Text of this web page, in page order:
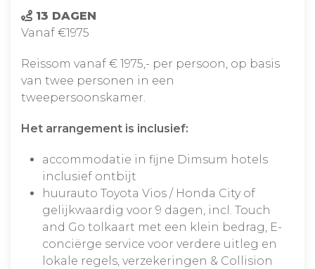
13 DAGEN
Vanaf €1975
Reissom vanaf € 1975,- per persoon, op basis
van twee personen in een
tweepersoonskamer.
Het arrangement is inclusief:
accommodatie in fijne Dimsum hotels
inclusief ontbijt
huurauto Toyota Vios / Honda City of
gelijkwaardig voor 9 dagen, incl. Touch
and Go tolkaart met een klein bedrag, E-
conciërge service voor verdere uitleg en
lokale regels, verzekeringen & Collision